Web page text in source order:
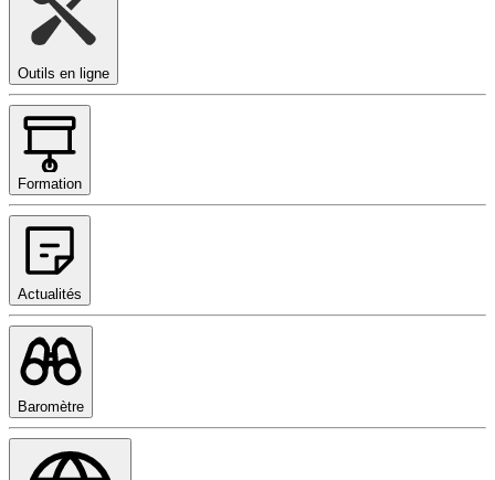
Outils en ligne
Formation
Actualités
Baromètre